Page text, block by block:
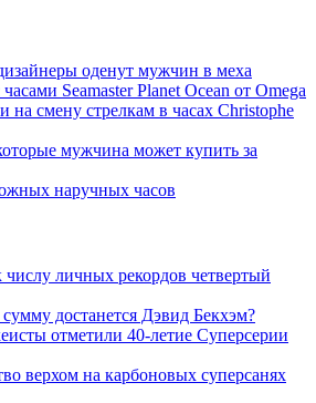
оденут мужчин в меха
Seamaster Planet Ocean от Omega
смену стрелкам в часах Christophe
мужчина может купить за
наручных часов
личных рекордов четвертый
достанется Дэвид Бекхэм?
отметили 40-летие Суперсерии
верхом на карбоновых суперсанях